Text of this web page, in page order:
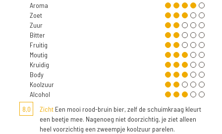
Aroma
Zoet
Zuur
Bitter
Fruitig
Moutig
Kruidig
Body
Koolzuur
Alcohol
8,0
Zicht Een mooi rood-bruin bier, zelf de schuimkraag kleurt
een beetje mee. Nagenoeg niet doorzichtig, je ziet alleen
heel voorzichtig een zweempje koolzuur parelen.